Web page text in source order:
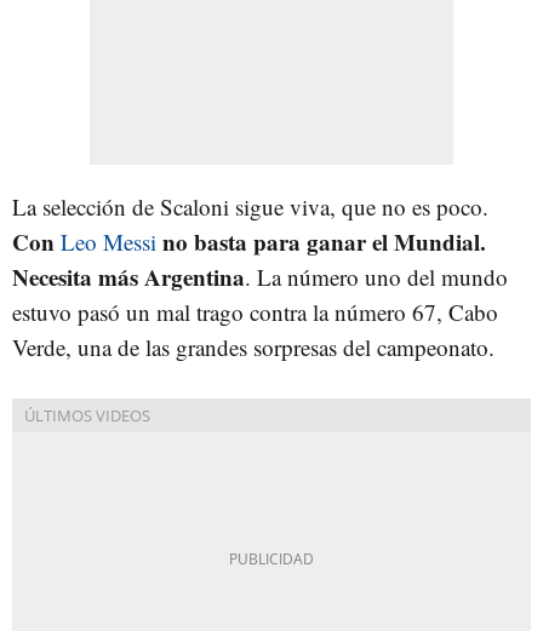
La selección de Scaloni sigue viva, que no es poco.
Con Leo Messi no basta para ganar el Mundial.
Necesita más Argentina. La número uno del mundo
estuvo pasó un mal trago contra la número 67, Cabo
Verde, una de las grandes sorpresas del campeonato.